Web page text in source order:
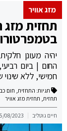
מזג אוויר
תחזית מזג
יהיה מעונן
החום | ביום
חמישי, ללא
תגיות: התחזית, חום
תחזית, תחזית מזג אוויר
חיים גוטליב 08/2023